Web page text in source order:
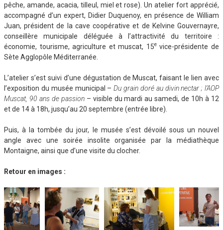
pêche, amande, acacia, tilleul, miel et rose). Un atelier fort apprécié,
accompagné d’un expert, Didier Duquenoy, en présence de William
Juan, président de la cave coopérative et de Kelvine Gouvernayre,
conseillère municipale déléguée à l’attractivité du territoire :
économie, tourisme, agriculture et muscat, 15evice-présidente de
Sète Agglopôle Méditerranée.
L’atelier s’est suivi d’une dégustation de Muscat, faisant le lien avec
l’exposition du musée municipal –Du grain doré au divin nectar ; l’AOP
Muscat, 90 ans de passion– visible du mardi au samedi, de 10h à 12
et de 14 à 18h, jusqu’au 20 septembre (entrée libre).
Puis, à la tombée du jour, le musée s’est dévoilé sous un nouvel
angle avec une soirée insolite organisée par la médiathèque
Montaigne, ainsi que d’une visite du clocher.
Retour en images :